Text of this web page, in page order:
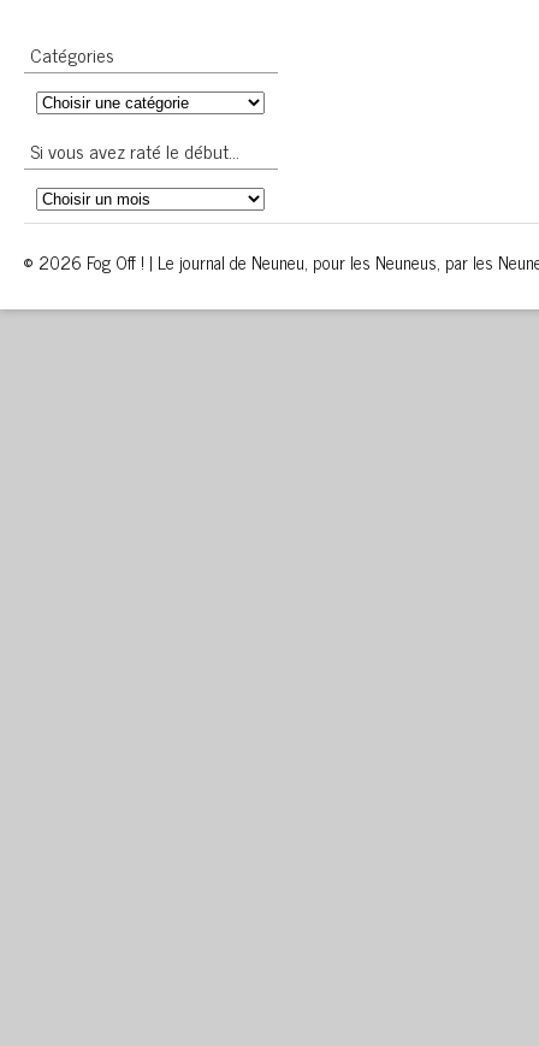
Catégories
Si vous avez raté le début…
© 2026 Fog Off ! | Le journal de Neuneu, pour les Neuneus, par les